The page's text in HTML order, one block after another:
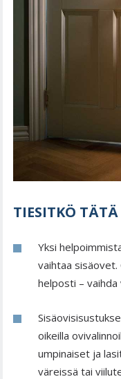
TIESITKÖ
Yksi
vaihtaa sisäovet.
helposti –
oikeilla
umpinaiset ja
väreissä tai